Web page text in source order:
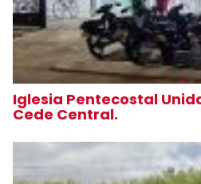
Iglesia Pentecostal
Cede Central.